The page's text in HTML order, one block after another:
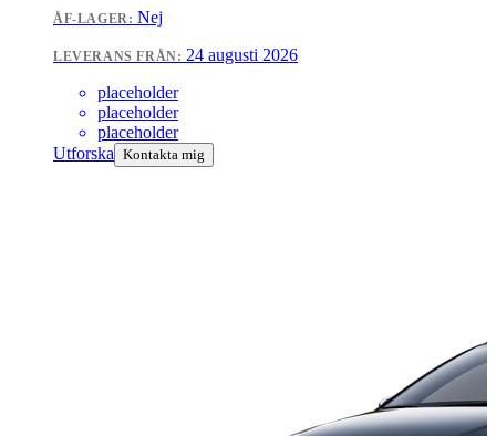
ÅF-LAGER: Nej
LEVERANS FRÅN: 24 augusti 2026
placeholder
placeholder
placeholder
Utforska Kontakta mig